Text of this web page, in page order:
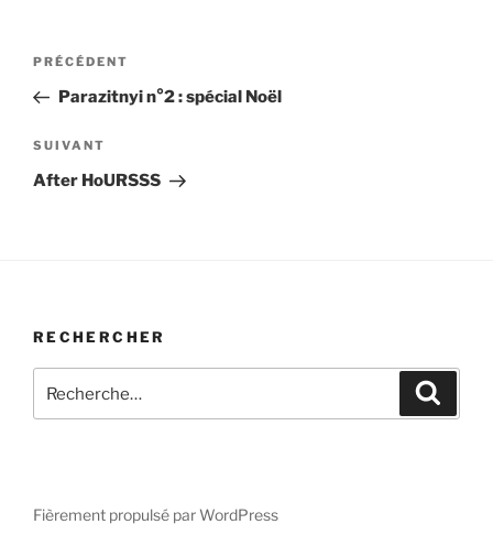
Navigation
l’article
Article
précédent
PRÉCÉDENT
Parazitnyi n°2 : spécial Noël
Article
suivant
SUIVANT
After HoURSSS
RECHERCHER
pour
Fièrement propulsé par WordPress